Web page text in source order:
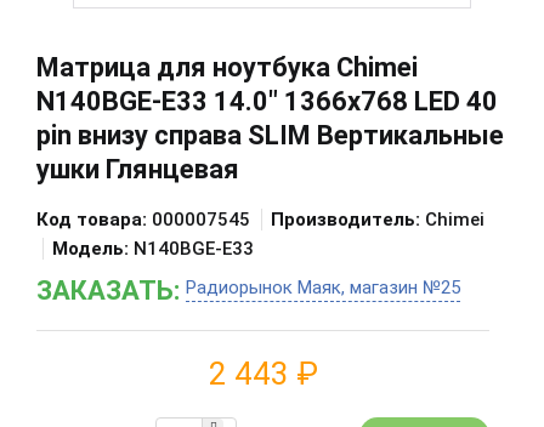
Матрица для ноутбука Chimei
N140BGE-E33 14.0" 1366x768 LED 40
pin внизу справа SLIM Вертикальные
ушки Глянцевая
Код товара: 000007545 Производитель: Chimei
Модель: N140BGE-E33
ЗАКАЗАТЬ: Радиорынок Маяк, магазин №25
2 443 ₽